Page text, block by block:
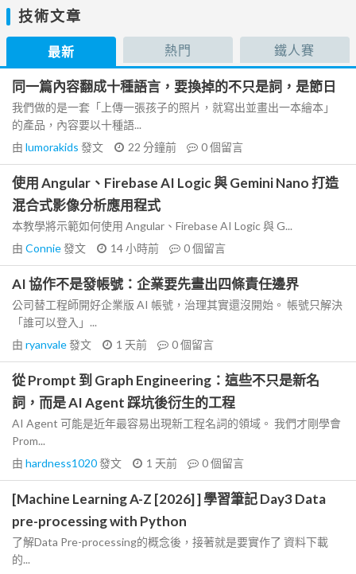
技術文章
最新 熱門 鐵人賽
同一篇內容翻成十種語言，要換掉的不只是詞，是節日
我們做的是一套「上傳一張孩子的照片，就寫出並畫出一本繪本」
的產品，內容要以十種語...
由 lumorakids 發文 22 分鐘前 0個留言
使用 Angular、Firebase AI Logic 與 Gemini Nano 打造
混合式影像分析應用程式
本教學將示範如何使用 Angular、Firebase AI Logic 與 G...
由 Connie發文 14 小時前 0個留言
AI 協作不是發帳號：企業要先畫出四條責任邊界
公司替工程師開好企業版 AI 帳號，治理其實還沒開始。 帳號只解決
「誰可以登入」...
由 ryanvale發文 1 天前 0個留言
從 Prompt 到 Graph Engineering：這些不只是新名
詞，而是 AI Agent 踩坑後衍生的工程
AI Agent 可能是近年最容易出現新工程名詞的領域。 我們才剛學會
Prom...
由 hardness1020發文 1 天前 0個留言
[Machine Learning A-Z [2026] ] 學習筆記 Day3 Data
pre-processing with Python
了解Data Pre-processing的概念後，接著就是要實作了 資料下載
的...